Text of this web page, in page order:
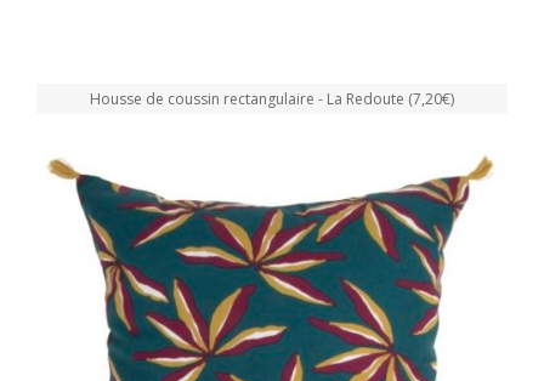
Housse de coussin rectangulaire - La Redoute (7,20€)